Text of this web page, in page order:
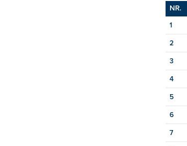
NR.
1
2
3
4
5
6
7